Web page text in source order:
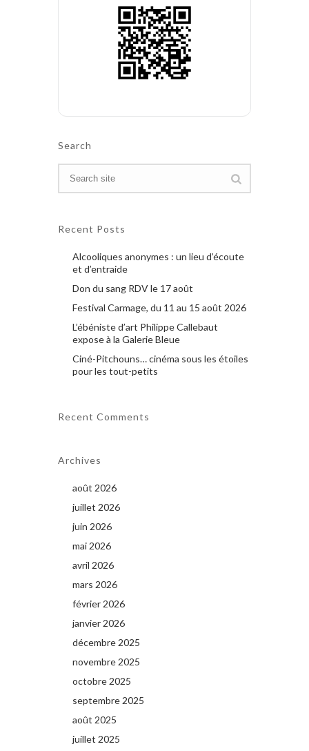
Search
Recent Posts
Alcooliques anonymes : un lieu d’écoute
et d’entraide
Don du sang RDV le 17 août
Festival Carmage, du 11 au 15 août 2026
L’ébéniste d’art Philippe Callebaut
expose à la Galerie Bleue
Ciné-Pitchouns… cinéma sous les étoiles
pour les tout-petits
Recent Comments
Archives
août 2026
juillet 2026
juin 2026
mai 2026
avril 2026
mars 2026
février 2026
janvier 2026
décembre 2025
novembre 2025
octobre 2025
septembre 2025
août 2025
juillet 2025